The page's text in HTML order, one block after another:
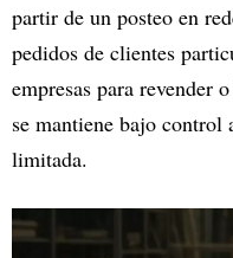
partir de un posteo en
pedidos de clientes
empresas para revender
se mantiene bajo control
limitada.